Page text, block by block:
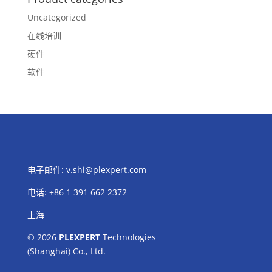
Uncategorized
在线培训
硬件
软件
电子邮件: v.shi@plexpert.com
电话: +86 1 391 662 2372
上海
© 2026 PLEXPERTTechnologies
(Shanghai) Co., Ltd.